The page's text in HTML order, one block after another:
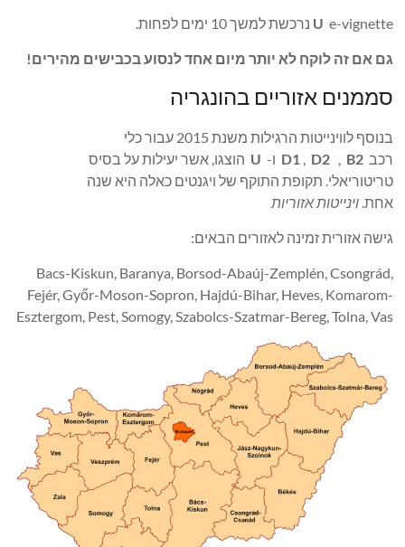
U e-vignette נרכשת למשך 10 ימים לפחות.
גם אם זה לוקח לא יותר מיום אחד לנסוע בכבישים מהירים!
סממנים אזוריים בהונגריה
בנוסף לווינייטות הרגילות משנת 2015 עבור כלי
רכב
D1 D2, B2 ו- U הוצגו, אשר יעילות על בסיס
טריטוריאלי. תקופת התוקף של ויגנטים כאלה היא שנה
אחת.וינייטות אזוריות
גישה אזורית זמינה לאזורים הבאים:
Bacs-Kiskun, Baranya, Borsod-Abaúj-Zemplén, Csongrád,
Fejér, Győr-Moson-Sopron, Hajdú-Bihar, Heves, Komarom-
Esztergom, Pest, Somogy, Szabolcs-Szatmar-Bereg, Tolna, Vas